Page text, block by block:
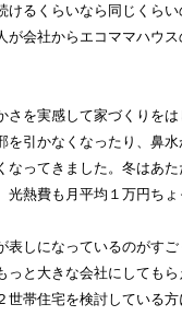
けるくらいなら同じくら
が会社からエコママハウ
さを実感して家づくりをは
を引かなくなったり、鼻
なってきました。冬はあ
光熱費も月平均１万円ちょ
表しになっているのがす
っと大きな会社にしても
世帯住宅を検討している方